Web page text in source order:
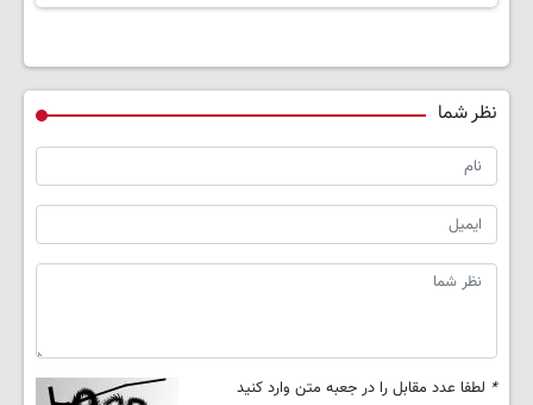
نظر شما
* لطفا عدد مقابل را در جعبه متن وارد کنید